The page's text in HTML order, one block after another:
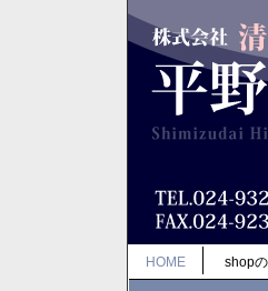
HOME shop